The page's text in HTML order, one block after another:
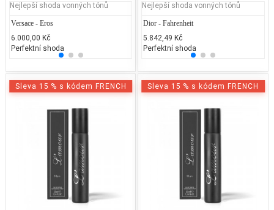
Nejlepší shoda vonných tónů
Versace - Eros
6.000,00 Kč
Perfektní shoda
Davidoff - Cool Water Edt
1.500,00 Kč
25% běžných vonných tónů
Nejlepší shoda vonných tónů
Dior - Fahrenheit
5.842,49 Kč
Perfektní shoda
Sleva 15 % s kódem FRENCH Sleva 15 % s kódem FRENCH